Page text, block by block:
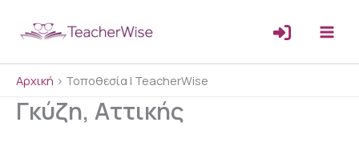
Αρχική > Τοποθεσία | TeacherWise
Γκύζη, Αττικής